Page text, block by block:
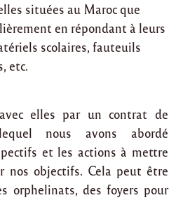
situées au Maroc que
en répondant à leurs
scolaires, fauteuils
etc.
elles par un contrat de
nous avons abordé
et les actions à mettre
nos objectifs. Cela peut être
orphelinats, des foyers pour